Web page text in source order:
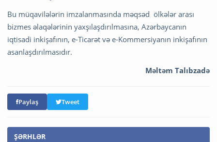
Bu müqavilələrin imzalanmasında məqsəd ölkələr arası
bizmes əlaqələrinin yaxşılaşdırılmasına, Azərbaycanın
iqtisadi inkişafının, e-Ticarət və e-Kommersiyanın inkişafının
asanlaşdırılmasıdır.
Məltəm Talıbzadə
Paylaş Tweet
ŞƏRHLƏR